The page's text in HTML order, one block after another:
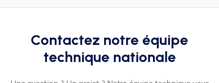
Contactez notre équipe
technique nationale